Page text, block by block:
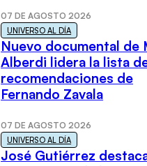
07 DE AGOSTO 2026
UNIVERSO AL DÍA
Nuevo documental de
Alberdi lidera la lista
recomendaciones de
Fernando Zavala
07 DE AGOSTO 2026
UNIVERSO AL DÍA
José Gutiérrez